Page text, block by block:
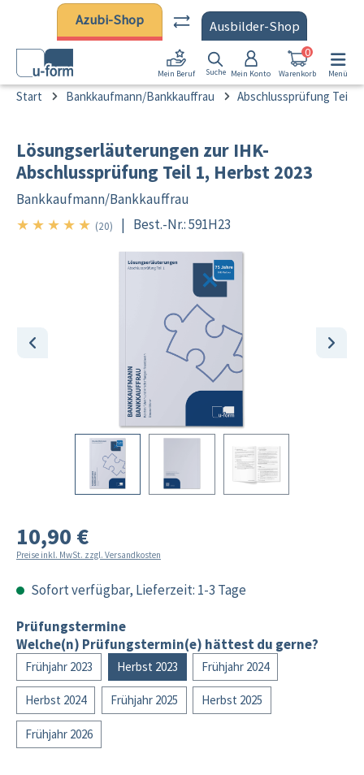
Zum Hauptinhalt springen
Azubi-Shop Ausbilder-Shop
Mein Beruf Suche Mein Konto Warenkorb
0
Menü
Start Bankkaufmann/Bankkauffrau Abschlussprüfung Teil 1
Lösungserläuterungen zur IHK-
Abschlussprüfung Teil 1, Herbst 2023
Bankkaufmann/Bankkauffrau
★ ★ ★ ★ ★ 5/5
(20) | Best.-Nr.: 591H23
Bildergalerie überspringen
10,90 €
Preise inkl. MwSt. zzgl. Versandkosten
Sofort verfügbar, Lieferzeit: 1-3 Tage
Prüfungstermine
Welche(n) Prüfungstermin(e) hättest du gerne?
Frühjahr 2023 Herbst 2023 Frühjahr 2024
Herbst 2024 Frühjahr 2025 Herbst 2025
Frühjahr 2026